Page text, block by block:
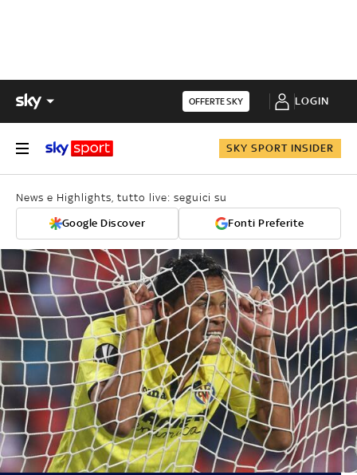
OFFERTE SKY LOGIN
SKY SPORT INSIDER
News e Highlights, tutto live: seguici su
Google Discover Fonti Preferite